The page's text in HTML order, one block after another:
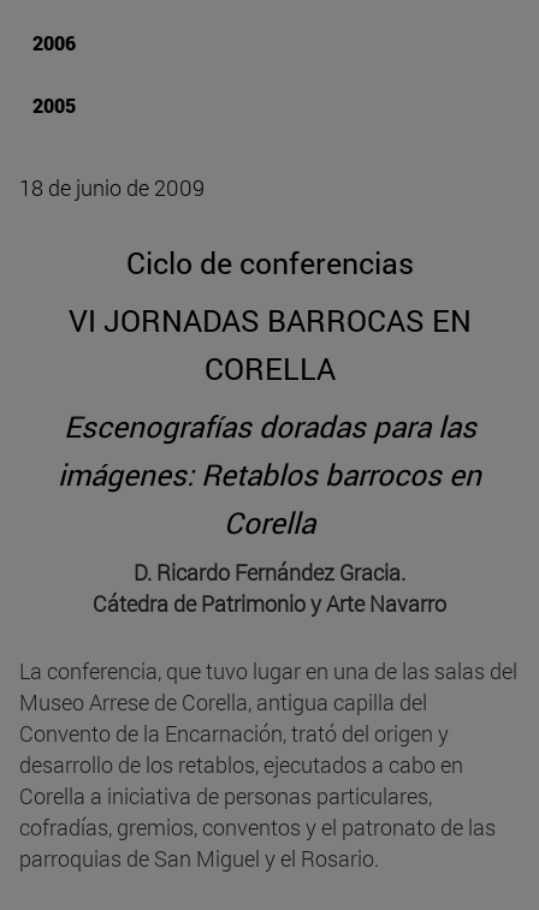
2006
2005
18 de junio de 2009
Ciclo de conferencias
VI JORNADAS BARROCAS EN
CORELLA
Escenografías doradas para las
imágenes: Retablos barrocos en
Corella
D. Ricardo Fernández Gracia.
Cátedra de Patrimonio y Arte Navarro
La conferencia, que tuvo lugar en una de las salas del
Museo Arrese de Corella, antigua capilla del
Convento de la Encarnación, trató del origen y
desarrollo de los retablos, ejecutados a cabo en
Corella a iniciativa de personas particulares,
cofradías, gremios, conventos y el patronato de las
parroquias de San Miguel y el Rosario.